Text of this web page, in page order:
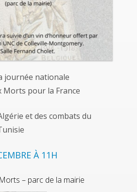
journée nationale
Morts pour la France
et des combats du
À 11H
– parc de la mairie